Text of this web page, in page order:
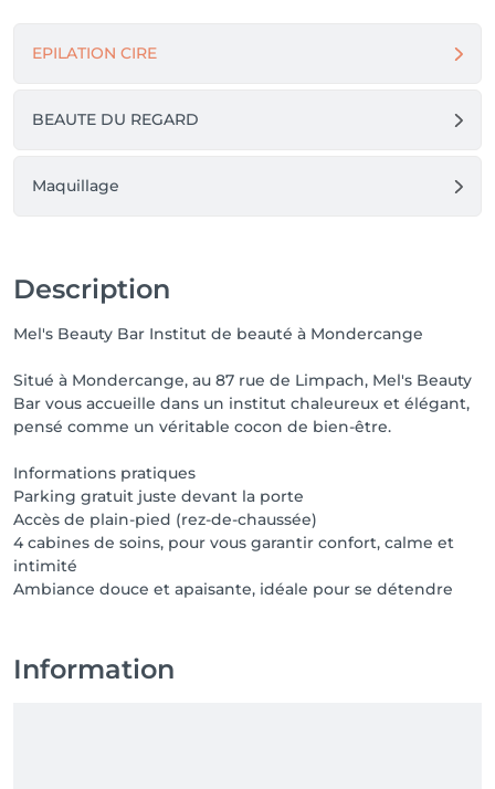
🌸une mise en beauté des ongles
🌸une beauté du regard
vous
Un lieu où beauté et bien-être se rencontrent,
EPILATION CIRE
BEAUTE DU REGARD
Maquillage
Description
Mel's Beauty Bar Institut de beauté à Mondercange
Situé à Mondercange, au 87 rue de Limpach, Mel's Beauty
Bar vous accueille dans un institut chaleureux et élégant,
pensé comme un véritable cocon de bien-être.
Informations pratiques
Parking gratuit juste devant la porte
Accès de plain-pied (rez-de-chaussée)
4 cabines de soins, pour vous garantir confort, calme et
intimité
Ambiance douce et apaisante, idéale pour se détendre
Information